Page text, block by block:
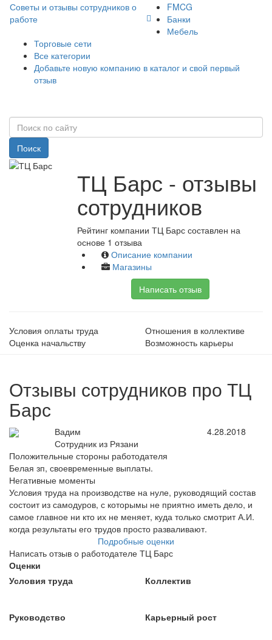
Советы и отзывы сотрудников о
работе
FMCG
Банки
Мебель
Торговые сети
Все категории
Добавьте новую компанию в каталог и свой первый
отзыв
Поиск
ТЦ Барс - отзывы
сотрудников
Рейтинг компании ТЦ Барс составлен на
основе 1 отзыва
Описание компании
Магазины
Написать отзыв
Условия оплаты труда
Отношения в коллективе
Оценка начальству
Возможность карьеры
Отзывы сотрудников про ТЦ
Барс
Вадим
Сотрудник из Рязани
4.28.2018
Положительные стороны работодателя
Белая зп, своевременные выплаты.
Негативные моменты
Условия труда на производстве на нуле, руководящий состав
состоит из самодуров, с которымы не приятно иметь дело, и
самое главное ни кто их не меняет, куда только смотрит А.И.
когда результаты его трудов просто разваливают.
Подробные оценки
Написать отзыв о работодателе ТЦ Барс
Оценки
Условия труда
Коллектив
Руководство Карьерный рост